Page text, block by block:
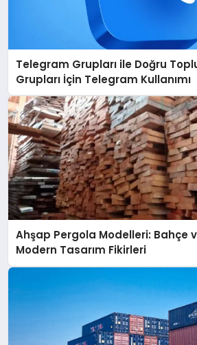
Telegram Grupları ile Doğru
Grupları İçin Telegram Kullanımı
Ahşap Pergola Modelleri: Bahçe
Modern Tasarım Fikirleri